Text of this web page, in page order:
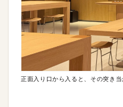
正面入り口から入ると、その突き